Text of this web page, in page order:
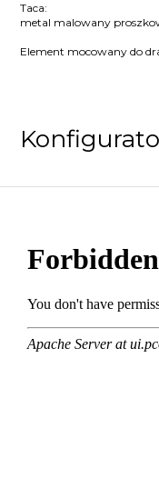
Taca:
metal malowany
Element mocowany do